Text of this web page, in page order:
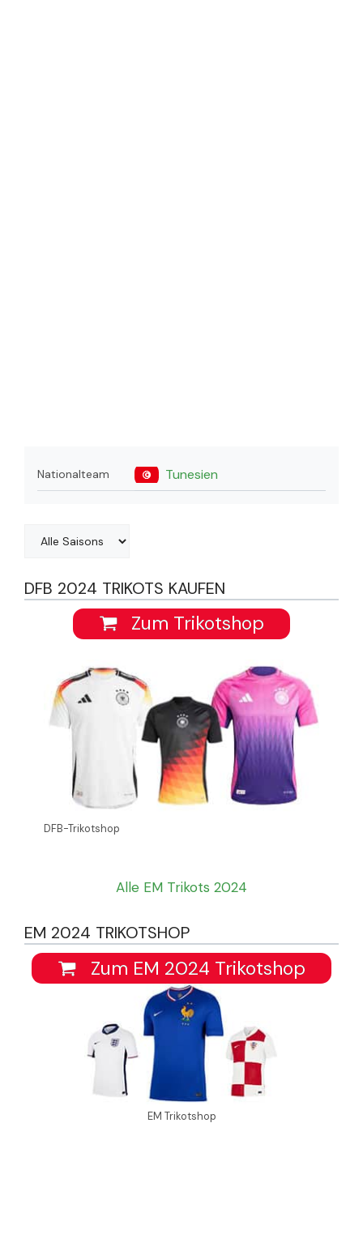
Nationalteam Tunesien
DFB 2024 TRIKOTS KAUFEN
Zum Trikotshop
DFB-Trikotshop
Alle EM Trikots 2024
EM 2024 TRIKOTSHOP
Zum EM 2024 Trikotshop
EM Trikotshop